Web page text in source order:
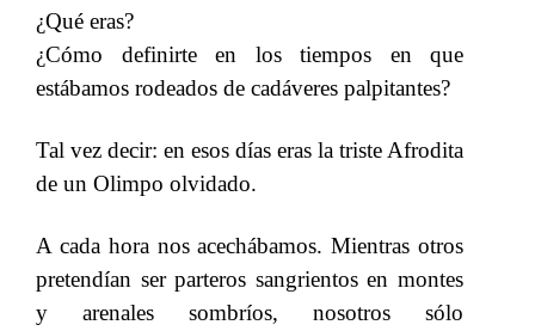
¿Qué eras?
¿Cómo definirte en los tiempos en que
estábamos rodeados de cadáveres palpitantes?
Tal vez decir: en esos días eras la triste Afrodita
de un Olimpo olvidado.
A cada hora nos acechábamos. Mientras otros
pretendían ser parteros sangrientos en montes
y arenales sombríos, nosotros sólo